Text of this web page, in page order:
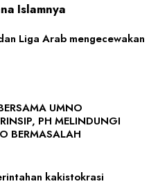
Islamnya
Liga Arab mengecewakan
UMNO
PH MELINDUNGI
BERMASALAH
kakistokrasi